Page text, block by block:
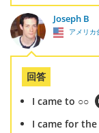
Joseph B
アメリカ
回答
I came to ○○
I came for